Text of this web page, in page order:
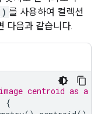
를 사용하여 컬렉션
다음과 같습니다.
centroid as a
{